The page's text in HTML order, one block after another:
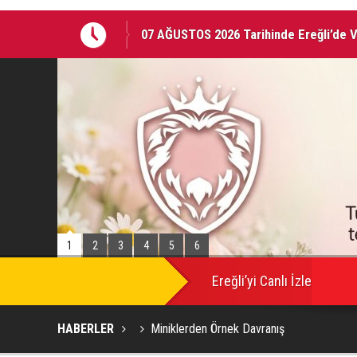
07 AĞUSTOS 2026 Tarihinde Ereğli’de
EREĞLİ'DE GÜNDEMİ SARSAN İSTİFA
1 2 3 4 5 6
Ereğli’yi Canlı İzle
HABERLER Miniklerden Örnek Davranış